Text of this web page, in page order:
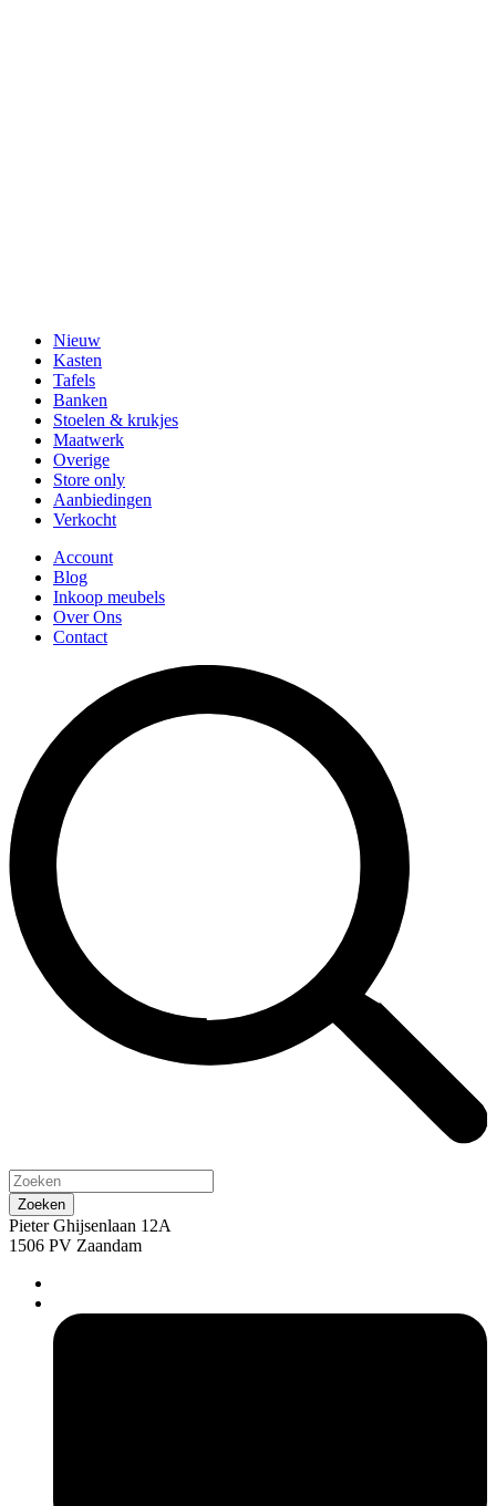
Nieuw
Kasten
Tafels
Banken
Stoelen & krukjes
Maatwerk
Overige
Store only
Aanbiedingen
Verkocht
Account
Blog
Inkoop meubels
Over Ons
Contact
Pieter Ghijsenlaan 12A
1506 PV Zaandam